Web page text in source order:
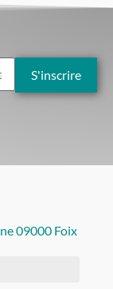
09000 Foix